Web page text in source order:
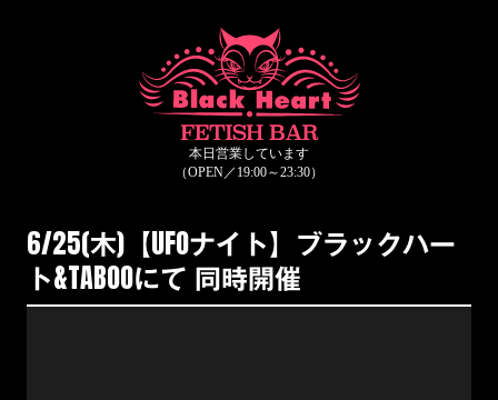
6/25(木)【UFOナイト】ブラックハー
ト&TABOOにて 同時開催